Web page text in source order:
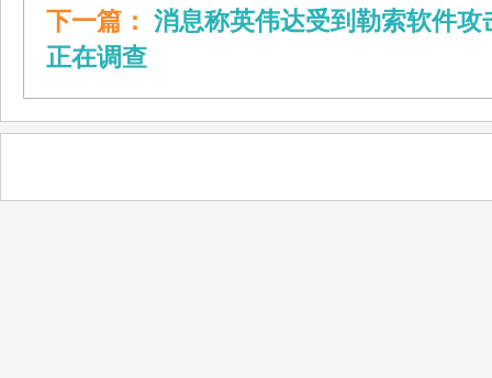
下一篇： 消息称英伟达受到勒索软件攻
正在调查